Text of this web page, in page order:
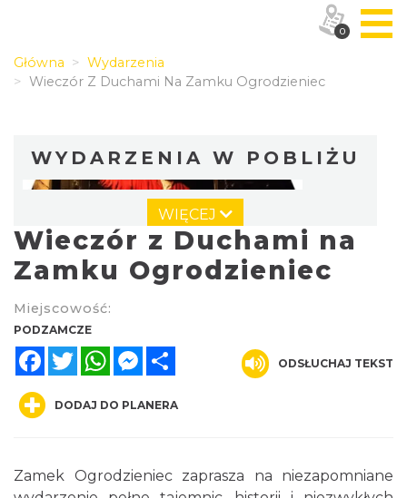
Główna
Wydarzenia
Wieczór Z Duchami Na Zamku Ogrodzieniec
WYDARZENIA W POBLIŻU
Wieczór z Duchami na Zamku
Ogrodzieniec
Podzamcze
WIĘCEJ
Wieczór z Duchami na
Zamku Ogrodzieniec
Miejscowość:
PODZAMCZE
FacebookTwitterWhatsAppMessenger
ODSŁUCHAJ TEKST
DODAJ DO PLANERA
Zamek Ogrodzieniec zaprasza na niezapomniane
0